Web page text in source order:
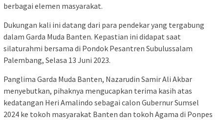
berbagai elemen masyarakat.
Dukungan kali ini datang dari para pendekar yang tergabung
dalam Garda Muda Banten. Kepastian ini didapat saat
silaturahmi bersama di Pondok Pesantren Subulussalam
Palembang, Selasa 13 Juni 2023.
Panglima Garda Muda Banten, Nazarudin Samir Ali Akbar
menyebutkan, pihaknya mengucapkan terima kasih atas
kedatangan Heri Amalindo sebagai calon Gubernur Sumsel
2024 ke tokoh masyarakat Banten dan tokoh Agama di Ponpes